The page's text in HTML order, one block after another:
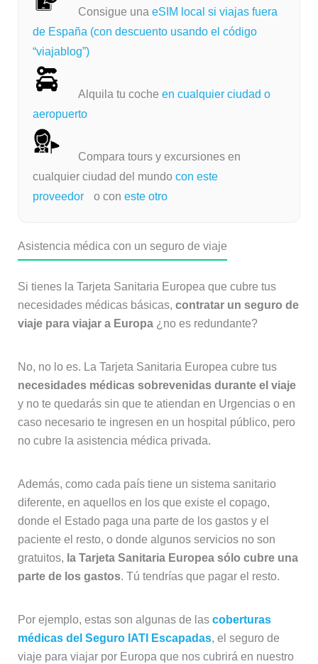
Consigue una eSIM local si viajas fuera
de España (con descuento usando el código
“viajablog”)
Alquila tu coche en cualquier ciudad o
aeropuerto
Compara tours y excursiones en
cualquier ciudad del mundo con este
proveedor
o con este otro
Asistencia médica con un seguro de viaje
Si tienes la Tarjeta Sanitaria Europea que cubre tus
necesidades médicas básicas, contratar un seguro de
viaje para viajar a Europa¿no es redundante?
No, no lo es. La Tarjeta Sanitaria Europea cubre tus
necesidades médicas sobrevenidas durante el viaje
y no te quedarás sin que te atiendan en Urgencias o en
caso necesario te ingresen en un hospital público, pero
no cubre la asistencia médica privada.
Además, como cada país tiene un sistema sanitario
diferente, en aquellos en los que existe el copago,
donde el Estado paga una parte de los gastos y el
paciente el resto, o donde algunos servicios no son
gratuitos, la Tarjeta Sanitaria Europea sólo cubre una
parte de los gastos. Tú tendrías que pagar el resto.
Por ejemplo, estas son algunas de las coberturas
médicas del Seguro IATI Escapadas, el seguro de
viaje para viajar por Europa que nos cubrirá en nuestro